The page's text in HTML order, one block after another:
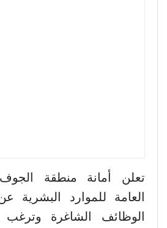
تعلن أمانة منطقة الجوف
العامة للموارد
الوظائف الشاغرة